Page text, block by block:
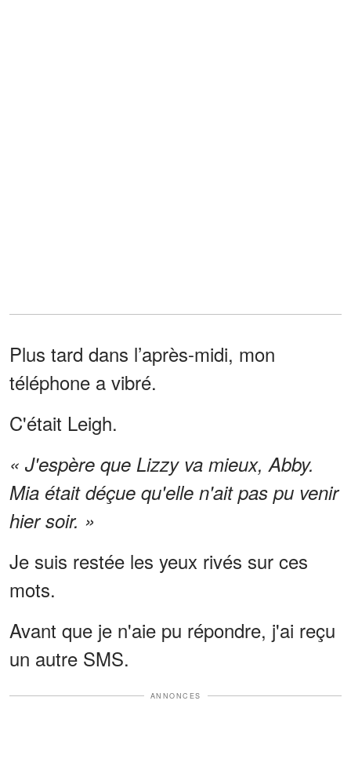
Plus tard dans l’après-midi, mon
téléphone a vibré.
C'était Leigh.
« J'espère que Lizzy va mieux, Abby.
Mia était déçue qu'elle n'ait pas pu venir
hier soir. »
Je suis restée les yeux rivés sur ces
mots.
Avant que je n'aie pu répondre, j'ai reçu
un autre SMS.
ANNONCES